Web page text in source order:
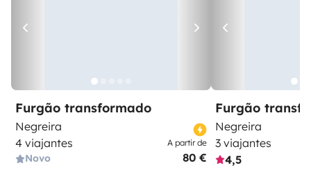
Furgão transformado
Negreira
4 viajantes
Novo
A partir de
80 €
Furgão
Negreira
3 viajantes
4,5